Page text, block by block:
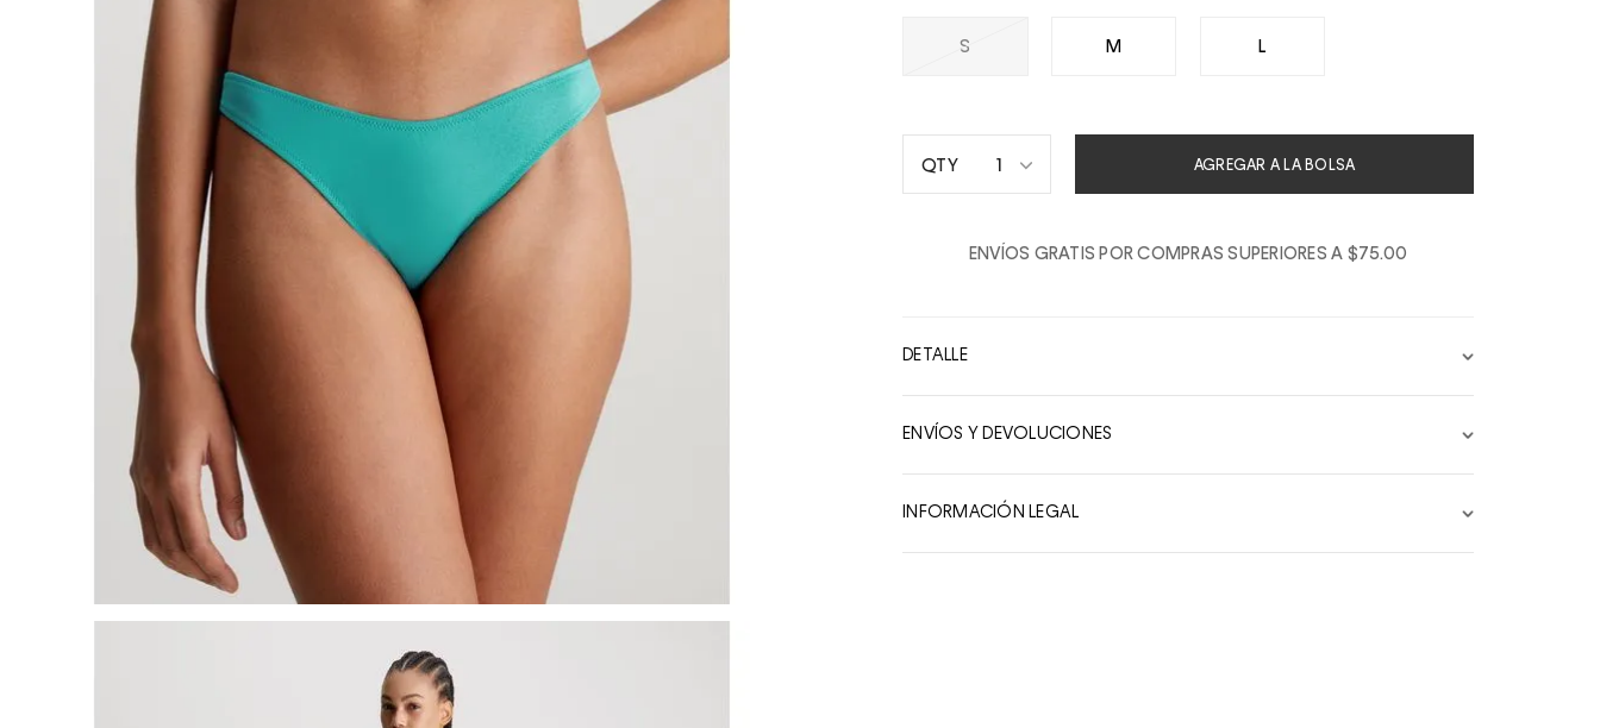
S M L
QTY 1
5
10
AGREGAR A LA BOLSA
ENVÍOS GRATIS POR COMPRAS SUPERIORES A $75.00
DETALLE
ENVÍOS Y DEVOLUCIONES
INFORMACIÓN LEGAL